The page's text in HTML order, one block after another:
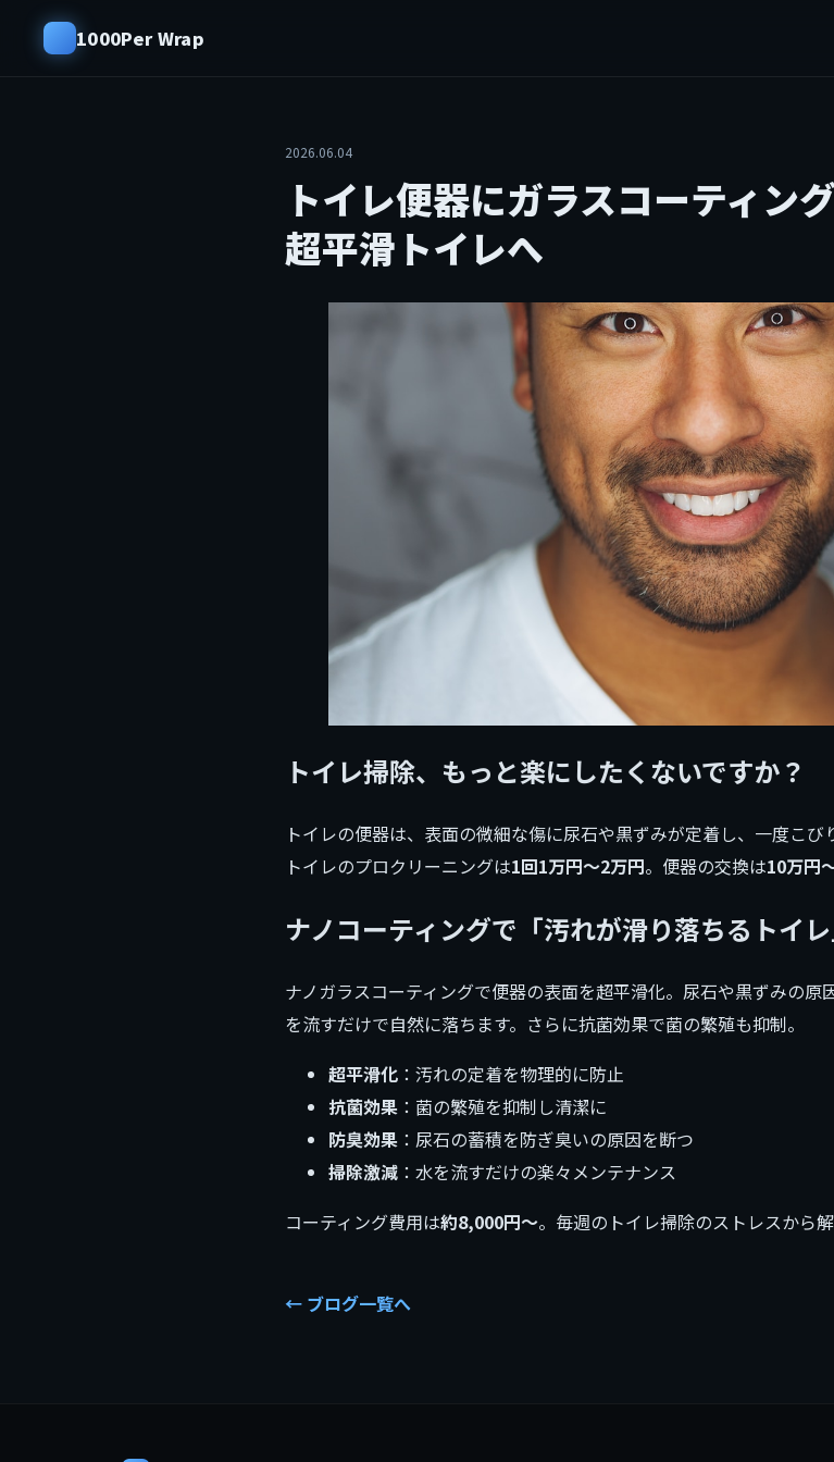
1000Per Wrap
2026.06.04
トイレ便器にガラスコーティン
超平滑トイレへ
トイレ掃除、もっと楽にしたくないですか？
トイレの便器は、表面の微細な傷に尿石や黒ずみが定着し、一度こび
トイレのプロクリーニングは1回1万円〜2万円。便器の交換は10万円
ナノコーティングで「汚れが滑り落ちるトイ
ナノガラスコーティングで便器の表面を超平滑化。尿石や黒ずみの
を流すだけで自然に落ちます。さらに抗菌効果で菌の繁殖も抑制。
超平滑化 ：汚れの定着を物理的に防止
抗菌効果 ：菌の繁殖を抑制し清潔に
防臭効果 ：尿石の蓄積を防ぎ臭いの原因を断つ
掃除激減 ：水を流すだけの楽々メンテナンス
コーティング費用は約8,000円〜。毎週のトイレ掃除のストレスから
← ブログ一覧へ